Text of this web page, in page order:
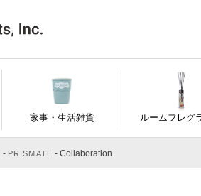
家事・生活雑貨 ルームフレグ
PRISMATE Collaboration